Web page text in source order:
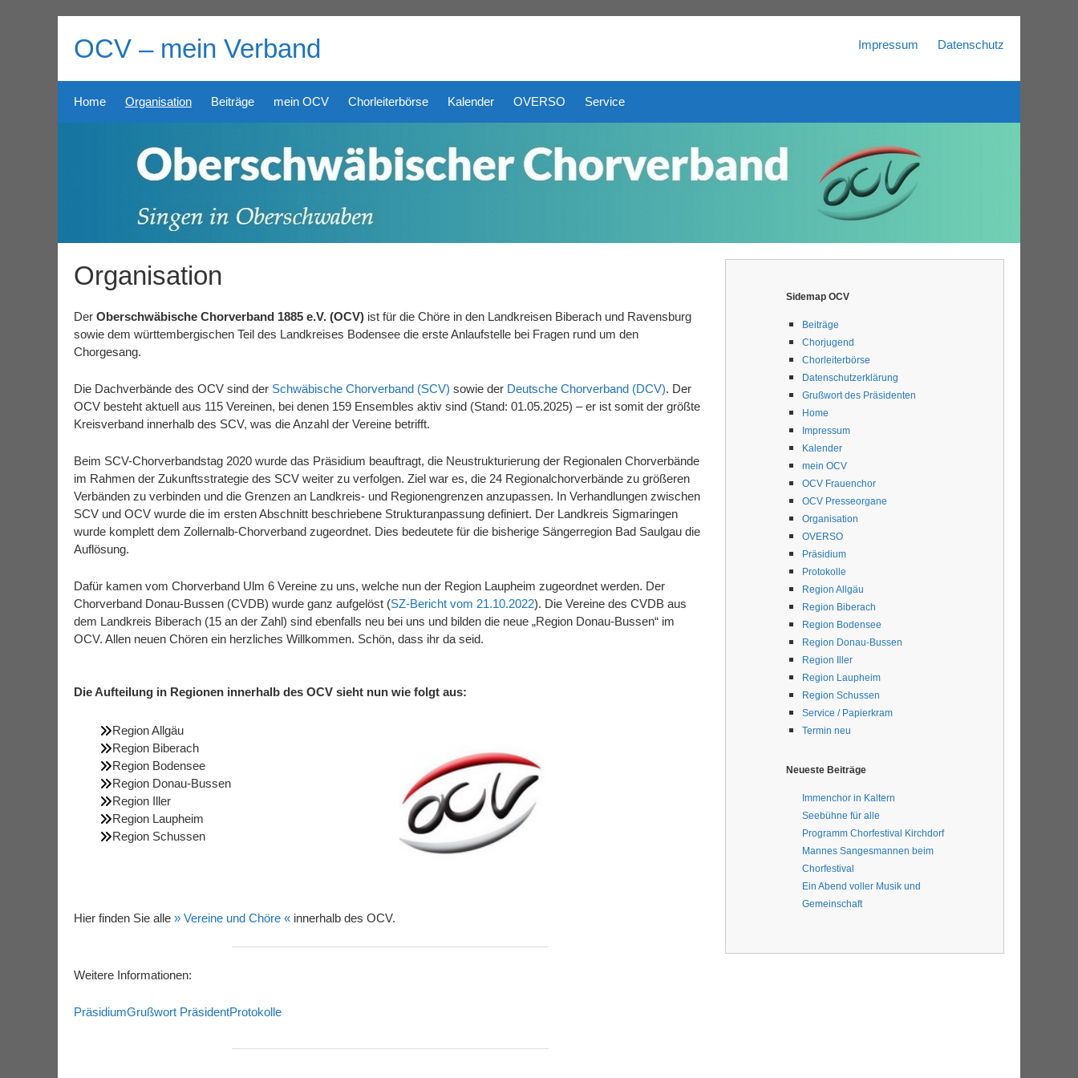
OCV – mein Verband Impressum Datenschutz
Home Organisation Beiträge mein OCV Chorleiterbörse Kalender OVERSO Service
Organisation
Der Oberschwäbische Chorverband 1885 e.V. (OCV) ist für die Chöre in den Landkreisen Biberach und Ravensburg
sowie dem württembergischen Teil des Landkreises Bodensee die erste Anlaufstelle bei Fragen rund um den
Chorgesang.
Die Dachverbände des OCV sind der Schwäbische Chorverband (SCV) sowie der Deutsche Chorverband (DCV). Der
OCV besteht aktuell aus 115 Vereinen, bei denen 159 Ensembles aktiv sind (Stand: 01.05.2025) – er ist somit der größte
Kreisverband innerhalb des SCV, was die Anzahl der Vereine betrifft.
Beim SCV-Chorverbandstag 2020 wurde das Präsidium beauftragt, die Neustrukturierung der Regionalen Chorverbände
im Rahmen der Zukunftsstrategie des SCV weiter zu verfolgen. Ziel war es, die 24 Regionalchorverbände zu größeren
Verbänden zu verbinden und die Grenzen an Landkreis- und Regionengrenzen anzupassen. In Verhandlungen zwischen
SCV und OCV wurde die im ersten Abschnitt beschriebene Strukturanpassung definiert. Der Landkreis Sigmaringen
wurde komplett dem Zollernalb-Chorverband zugeordnet. Dies bedeutete für die bisherige Sängerregion Bad Saulgau die
Auflösung.
Dafür kamen vom Chorverband Ulm 6 Vereine zu uns, welche nun der Region Laupheim zugeordnet werden. Der
Chorverband Donau-Bussen (CVDB) wurde ganz aufgelöst (SZ-Bericht vom 21.10.2022). Die Vereine des CVDB aus
dem Landkreis Biberach (15 an der Zahl) sind ebenfalls neu bei uns und bilden die neue „Region Donau-Bussen“ im
OCV. Allen neuen Chören ein herzliches Willkommen. Schön, dass ihr da seid.
Die Aufteilung in Regionen innerhalb des OCV sieht nun wie folgt aus:
Region Allgäu
Region Biberach
Region Bodensee
Region Donau-Bussen
Region Iller
Region Laupheim
Region Schussen
Hier finden Sie alle » Vereine und Chöre « innerhalb des OCV.
Weitere Informationen:
PräsidiumGrußwort PräsidentProtokolle
Sidemap OCV
Beiträge
Chorjugend
Chorleiterbörse
Datenschutzerklärung
Grußwort des Präsidenten
Home
Impressum
Kalender
mein OCV
OCV Frauenchor
OCV Presseorgane
Organisation
OVERSO
Präsidium
Protokolle
Region Allgäu
Region Biberach
Region Bodensee
Region Donau-Bussen
Region Iller
Region Laupheim
Region Schussen
Service / Papierkram
Termin neu
Neueste Beiträge
Immenchor in Kaltern
Seebühne für alle
Programm Chorfestival Kirchdorf
Mannes Sangesmannen beim
Chorfestival
Ein Abend voller Musik und
Gemeinschaft